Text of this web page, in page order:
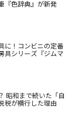
『色辞典』が新発
に！コンビニの定番
具シリーズ『ジムマ
昭和まで続いた「自
税が横行した理由